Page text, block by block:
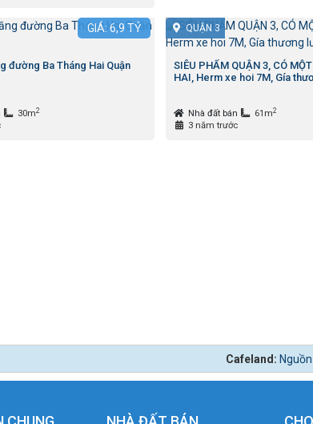
GIÁ:6,9TỶ
đường Ba Tháng Hai Quận
30m2
QUẬN 3
SIÊU PHẨM QUẬN 3, CÓ
HAI, Herm xe hoi 7M, Gía
Nhà đất bán 61m2
3 năm trước
Nguồn cung đất nền dự báo